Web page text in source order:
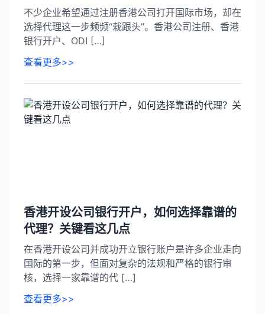
不少企业希望通过注册香港公司打开国际市场，却在
选择代理这一步频频“栽跟头”。香港公司注册、香港
银行开户、ODI […]
查看更多>>
香港开设公司银行开户，如何选择靠谱的
代理？关键看这几点
在香港开设公司并成功开立银行账户是许多企业走向
国际的第一步，但面对复杂的法规和严格的银行审
核，选择一家靠谱的代 […]
查看更多>>